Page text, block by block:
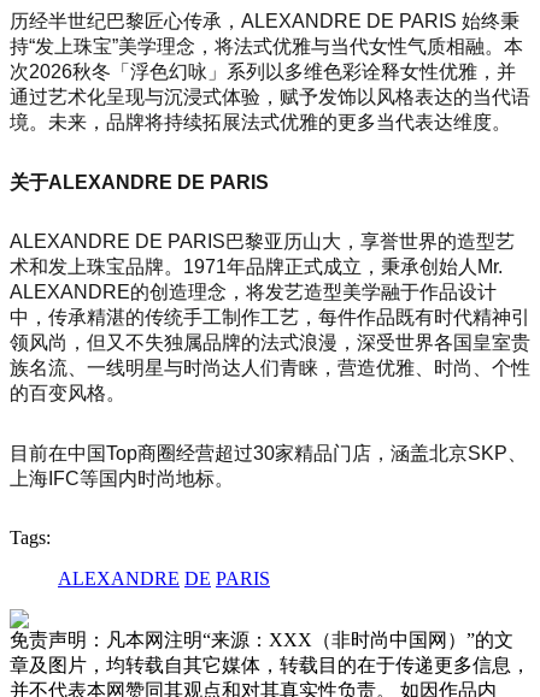
历经半世纪巴黎匠心传承，ALEXANDRE DE PARIS 始终秉
持“发上珠宝”美学理念，将法式优雅与当代女性气质相融。本
次2026秋冬「浮色幻咏」系列以多维色彩诠释女性优雅，并
通过艺术化呈现与沉浸式体验，赋予发饰以风格表达的当代语
境。未来，品牌将持续拓展法式优雅的更多当代表达维度。
关于ALEXANDRE DE PARIS
ALEXANDRE DE PARIS巴黎亚历山大，享誉世界的造型艺
术和发上珠宝品牌。1971年品牌正式成立，秉承创始人Mr.
ALEXANDRE的创造理念，将发艺造型美学融于作品设计
中，传承精湛的传统手工制作工艺，每件作品既有时代精神引
领风尚，但又不失独属品牌的法式浪漫，深受世界各国皇室贵
族名流、一线明星与时尚达人们青睐，营造优雅、时尚、个性
的百变风格。
目前在中国Top商圈经营超过30家精品门店，涵盖北京SKP、
上海IFC等国内时尚地标。
Tags:
ALEXANDRE DE PARIS
免责声明：凡本网注明“来源：XXX（非时尚中国网）”的文
章及图片，均转载自其它媒体，转载目的在于传递更多信息，
并不代表本网赞同其观点和对其真实性负责。 如因作品内